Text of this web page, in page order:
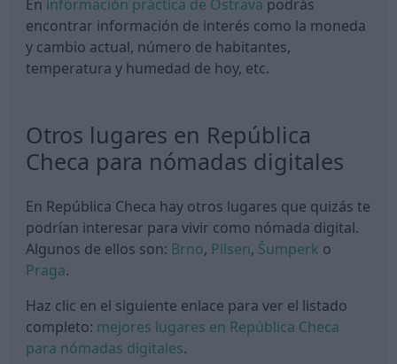
En información práctica de Ostrava podrás
encontrar información de interés como la moneda
y cambio actual, número de habitantes,
temperatura y humedad de hoy, etc.
Otros lugares en República
Checa para nómadas digitales
En República Checa hay otros lugares que quizás te
podrían interesar para vivir como nómada digital.
Algunos de ellos son: Brno, Pilsen, Šumperk o
Praga.
Haz clic en el siguiente enlace para ver el listado
completo: mejores lugares en República Checa
para nómadas digitales.